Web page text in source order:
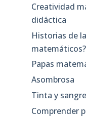
Creatividad
didáctica
Historias de
matemáticos?
Papas
Asombrosa
Tinta y sangre
Comprender